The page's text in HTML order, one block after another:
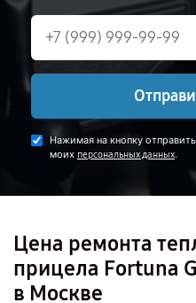
Нажимая на кнопку
моих персональных данных.
Цена ремонта
прицела Fortuna
в Москве